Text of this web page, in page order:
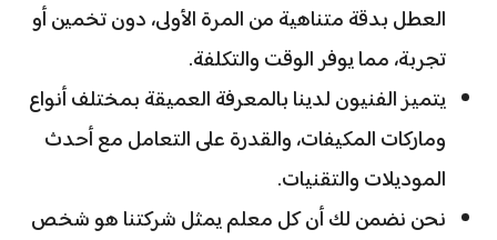
العطل بدقة متناهية من المرة الأولى، دون تخمين أو
تجربة، مما يوفر الوقت والتكلفة.
يتميز الفنيون لدينا بالمعرفة العميقة بمختلف أنواع
وماركات المكيفات، والقدرة على التعامل مع أحدث
الموديلات والتقنيات.
نحن نضمن لك أن كل معلم يمثل شركتنا هو شخص